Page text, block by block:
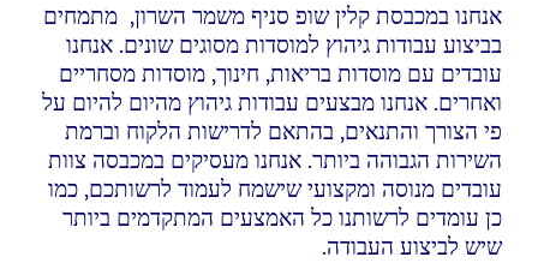
אנחנו במכבסת קלין שופ סניף משמר השרון, מתמחים
בביצוע עבודות גיהוץ למוסדות מסוגים שונים. אנחנו
עובדים עם מוסדות בריאות, חינוך, מוסדות מסחריים
ואחרים. אנחנו מבצעים עבודות גיהוץ מהיום להיום על
פי הצורך והתנאים, בהתאם לדרישות הלקוח וברמת
השירות הגבוהה ביותר. אנחנו מעסיקים במכבסה צוות
עובדים מנוסה ומקצועי שישמח לעמוד לרשותכם, כמו
כן עומדים לרשותנו כל האמצעים המתקדמים ביותר
שיש לביצוע העבודה.